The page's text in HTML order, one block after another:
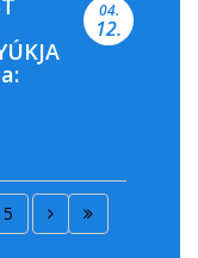
04.
12.
5